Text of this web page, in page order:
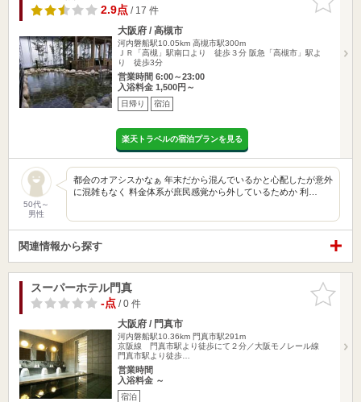
りに追加
2.9点/ 17 件
大阪府 / 高槻市
河内磐船駅10.05km 高槻市駅300m
ＪＲ「高槻」駅南口より 徒歩３分 阪急「高槻市」駅よ
り 徒歩3分
営業時間 6:00～23:00
入浴料金 1,500円～
日帰り 宿泊
楽天トラベルの宿泊プランを見る
50代～
男性
都会のオアシスかなぁ 年末だから混んでいるかと心配したが意外
に混雑もなく 料金体系が庶民感覚から外しているためか 利…
関連情報から探す
お気に入
りに追加
スーパーホテル門真
-点/ 0 件
大阪府 / 門真市
河内磐船駅10.36km 門真市駅291m
京阪線 門真市駅より徒歩にて２分／大阪モノレール線
門真市駅より徒歩…
営業時間
入浴料金 ～
宿泊